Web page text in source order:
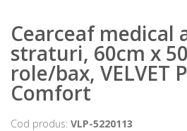
Cearceaf medical
straturi, 60cm x
role/bax, VELVET
Comfort
Cod produs: VLP-5220113